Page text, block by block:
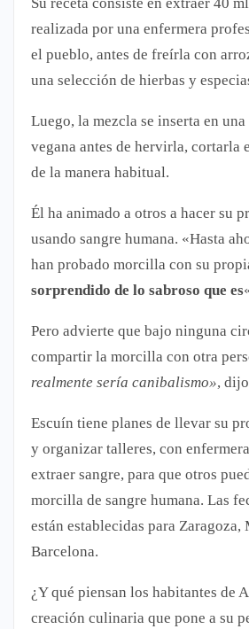
realizada por una enfermera
el pueblo, antes de freírla con
una selección de hierbas y
Luego, la mezcla se inserta en
vegana antes de hervirla, cortarla
de la manera habitual.
Él ha animado a otros a hacer su
usando sangre humana. «Hasta
han probado morcilla con su
sorprendido de lo sabroso que es
Pero advierte que bajo ninguna
compartir la morcilla con otra
realmente sería canibalismo»,
Escuín tiene planes de llevar su
y organizar talleres, con
extraer sangre, para que otros
morcilla de sangre humana. Las
están establecidas para Zaragoza,
Barcelona.
¿Y qué piensan los habitantes de
creación culinaria que pone a su